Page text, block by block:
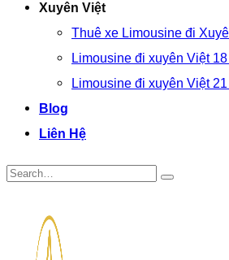
Xuyên Việt
Thuê xe Limousine đi
Limousine đi xuyên Việt
Limousine đi xuyên Việt
Blog
Liên Hệ